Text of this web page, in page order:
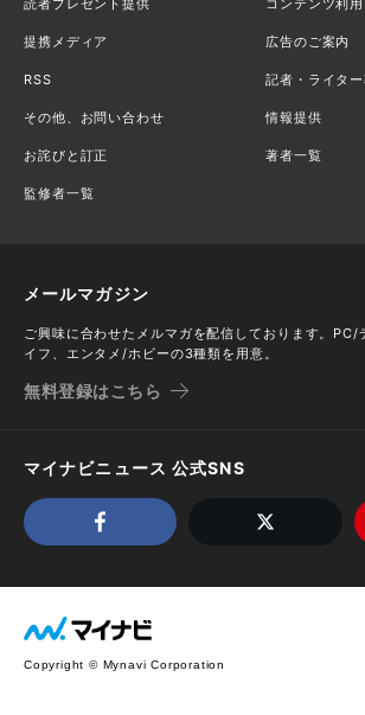
提携メディア 広告のご案内
RSS 記者・ライタ
その他、お問い合わせ 情報提供
お詫びと訂正 著者一覧
監修者一覧
メールマガジン
ご興味に合わせたメルマガを配信しております。PC/
イフ、エンタメ/ホビーの3種類を用意。
無料登録はこちら
マイナビニュース 公式SNS
Copyright © Mynavi Corporation